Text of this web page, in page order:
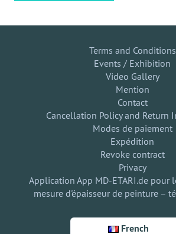
Terms and Conditions
Events / Exhibition
Video Gallery
Mention
Contact
Cancellation Policy and Return
Modes de paiement
Expédition
Revoke contract
Privacy
Application App MD-ETARI.de pour
mesure d'épaisseur de peinture –
French